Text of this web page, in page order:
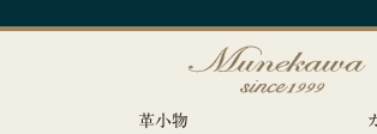
革小物